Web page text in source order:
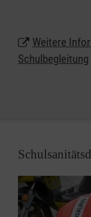
Dienststelle
Dessauer Str. 14
Weitere
Schulbegleitung